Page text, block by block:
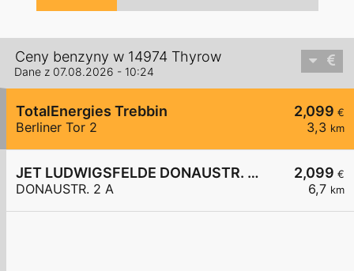
Ceny benzyny w 14974 Thyrow
Dane z 07.08.2026 - 10:24
2,099 €
3,3 km
TotalEnergies Trebbin
Berliner Tor 2
2,099 €
6,7 km
JET LUDWIGSFELDE DONAUSTR. 2 A
DONAUSTR. 2 A